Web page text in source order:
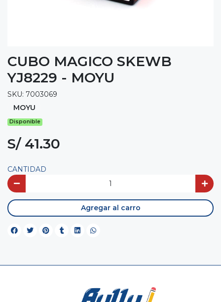
CUBO MAGICO SKEWB
YJ8229 - MOYU
SKU: 7003069
MOYU
Disponible
S/ 41.30
CANTIDAD
Agregar al carro